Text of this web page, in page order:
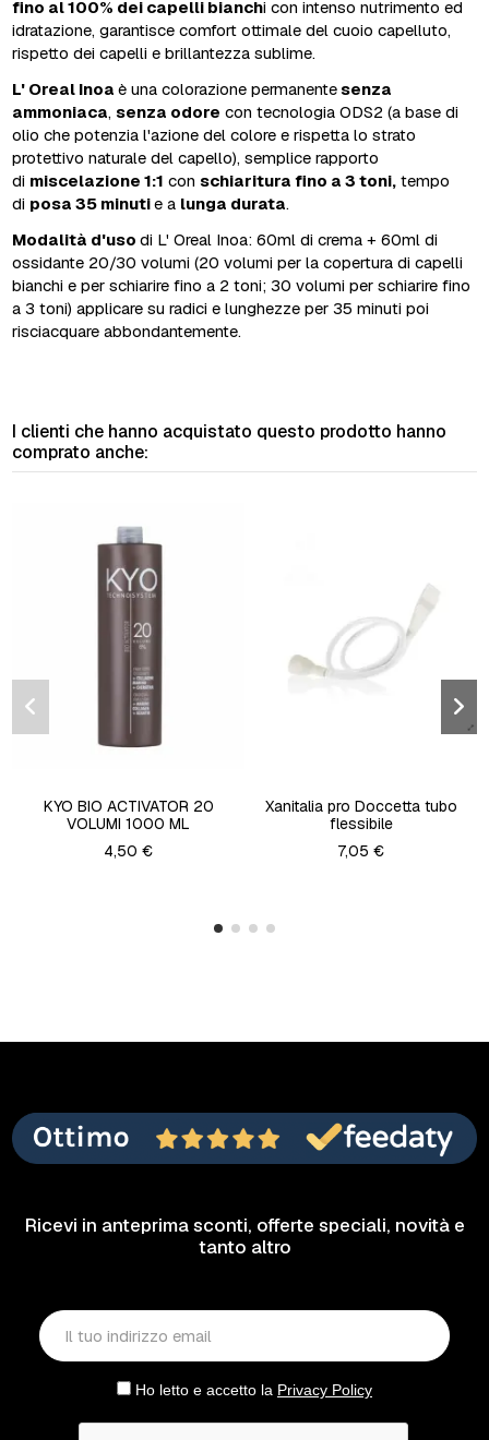
fino al 100% dei capelli bianchi con intenso nutrimento ed
idratazione, garantisce comfort ottimale del cuoio capelluto,
rispetto dei capelli e brillantezza sublime.
L' Oreal Inoaè una colorazione permanentesenza
ammoniaca,senza odore con tecnologia ODS2 (a base di
olio che potenzia l'azione del colore e rispetta lo strato
protettivo naturale del capello), semplice rapporto
di miscelazione 1:1 conschiaritura fino a 3 toni, tempo
di posa 35 minutie a lunga durata.
Modalità d'usodi L' Oreal Inoa: 60ml di crema + 60ml di
ossidante 20/30 volumi (20 volumi per la copertura di capelli
bianchi e per schiarire fino a 2 toni; 30 volumi per schiarire fino
a 3 toni) applicare su radici e lunghezze per 35 minuti poi
risciacquare abbondantemente.
I clienti che hanno acquistato questo prodotto hanno
comprato anche:
KYO BIO ACTIVATOR 20
VOLUMI 1000 ML
4,50 €
Xanitalia pro Doccetta tubo
flessibile
7,05 €
Ricevi in anteprima sconti, offerte speciali, novità e
tanto altro
Ho letto e accetto la Privacy Policy